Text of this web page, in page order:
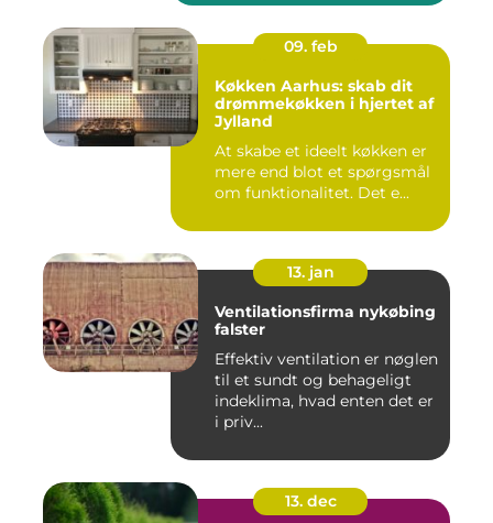
09. feb
Køkken Aarhus: skab dit
drømmekøkken i hjertet af
Jylland
At skabe et ideelt køkken er
mere end blot et spørgsmål
om funktionalitet. Det e...
13. jan
Ventilationsfirma nykøbing
falster
Effektiv ventilation er nøglen
til et sundt og behageligt
indeklima, hvad enten det er
i priv...
13. dec